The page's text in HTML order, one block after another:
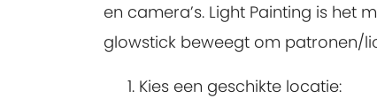
en camera’s. Light Painting is het
glowstick beweegt om patronen/
Kies een geschikte locatie: